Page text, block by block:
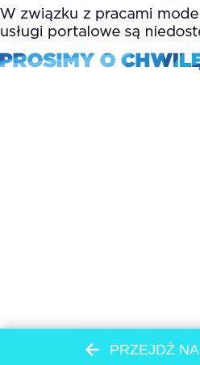
PRZEJDŹ NA